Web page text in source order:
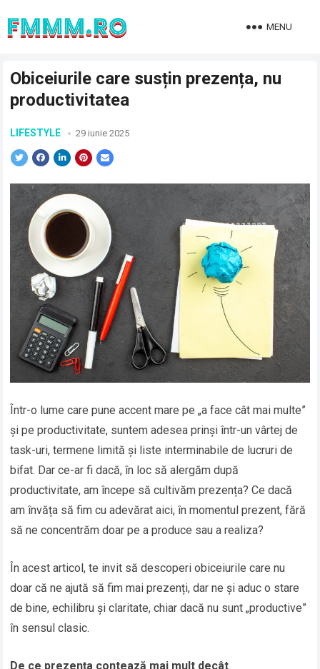
MENU
Obiceiurile care susțin prezența, nu
productivitatea
LIFESTYLE 29 iunie 2025
Într-o lume care pune accent mare pe „a face cât mai multe”
și pe productivitate, suntem adesea prinși într-un vârtej de
task-uri, termene limită și liste interminabile de lucruri de
bifat. Dar ce-ar fi dacă, în loc să alergăm după
productivitate, am începe să cultivăm prezența? Ce dacă
am învăța să fim cu adevărat aici, în momentul prezent, fără
să ne concentrăm doar pe a produce sau a realiza?
În acest articol, te invit să descoperi obiceiurile care nu
doar că ne ajută să fim mai prezenți, dar ne și aduc o stare
de bine, echilibru și claritate, chiar dacă nu sunt „productive”
în sensul clasic.
De ce prezența contează mai mult decât